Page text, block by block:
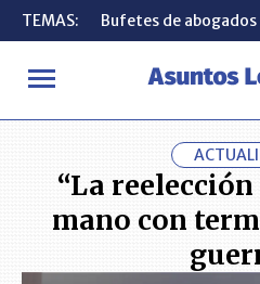
TEMAS: Bufetes de abogados
INICIO ACTUALIDAD “La
TEMAS: Bufetes de abogados
“La
mano con